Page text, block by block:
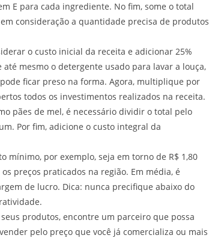
E para cada ingrediente. No fim, some o total
consideração a quantidade precisa de produtos
o custo inicial da receita e adicionar 25%
mesmo o detergente usado para lavar a louça,
ficar preso na forma. Agora, multiplique por
todos os investimentos realizados na receita.
pães de mel, é necessário dividir o total pelo
Por fim, adicione o custo integral da
mínimo, por exemplo, seja em torno de R$ 1,80
preços praticados na região. Em média, é
de lucro. Dica: nunca precifique abaixo do
produtos, encontre um parceiro que possa
pelo preço que você já comercializa ou mais